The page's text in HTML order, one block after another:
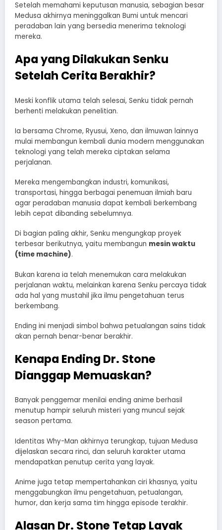
Setelah memahami keputusan manusia, sebagian besar
Medusa akhirnya meninggalkan Bumi untuk mencari
peradaban lain yang bersedia menerima teknologi
mereka.
Apa yang Dilakukan Senku
Setelah Cerita Berakhir?
Meski konflik utama telah selesai, Senku tidak pernah
berhenti melakukan penelitian.
Ia bersama Chrome, Ryusui, Xeno, dan ilmuwan lainnya
mulai membangun kembali dunia modern menggunakan
teknologi yang telah mereka ciptakan selama
perjalanan.
Mereka mengembangkan industri, komunikasi,
transportasi, hingga berbagai penemuan ilmiah baru
agar peradaban manusia dapat kembali berkembang
lebih cepat dibanding sebelumnya.
Di bagian paling akhir, Senku mengungkap proyek
terbesar berikutnya, yaitu membangun mesin waktu
(time machine).
Bukan karena ia telah menemukan cara melakukan
perjalanan waktu, melainkan karena Senku percaya tidak
ada hal yang mustahil jika ilmu pengetahuan terus
berkembang.
Ending ini menjadi simbol bahwa petualangan sains tidak
akan pernah benar-benar berakhir.
Kenapa Ending Dr. Stone
Dianggap Memuaskan?
Banyak penggemar menilai ending anime berhasil
menutup hampir seluruh misteri yang muncul sejak
season pertama.
Identitas Why-Man akhirnya terungkap, tujuan Medusa
dijelaskan secara rinci, dan seluruh karakter utama
mendapatkan penutup cerita yang layak.
Anime juga tetap mempertahankan ciri khasnya, yaitu
menggabungkan ilmu pengetahuan, petualangan,
humor, dan kerja sama tim hingga episode terakhir.
Alasan Dr. Stone Tetap Layak